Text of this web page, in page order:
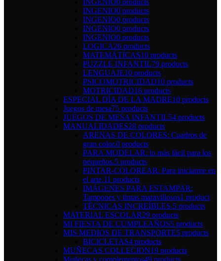
INGENIO0 products
INGENIO0 products
INGENIO0 products
INGENIO0 products
LOGICA26 products
MATEMÁTICAS10 products
PUZZLE INFANTIL79 products
LENGUAJE10 products
PSICOMOTRICIDAD10 products
MOTRICIDAD16 products
ESPECIAL DÍA DE LA MADRE10 products
Juegos de mesa75 products
JUEGOS DE MESA INFANTIL54 products
MANUALIDADES28 products
ARENAS DE COLORES: Cuadros de
gran color.0 products
PARA MODELAR: lo más fácil para los
pequeños.5 products
PINTAR-COLOREAR: Para iniciarme en
el arte.11 products
IMÁGENES PARA ESTAMPAR:
Tampones y tintas maravillosos1 product
TÉCNICAS INCREÍBLES.5 products
MATERIAL ESCOLAR29 products
MI FIESTA DE CUMPLEAÑOS5 products
MIS MEDIOS DE TRANSPORTE5 products
BICICLETAS4 products
MUÑECAS COLLECION19 products
Muñecas y complementos49 products